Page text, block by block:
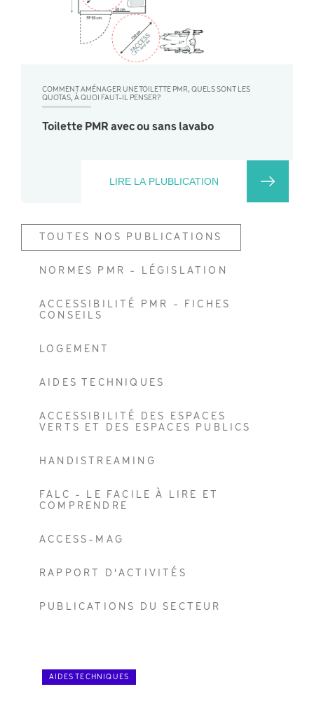
COMMENT AMÉNAGER UNE TOILETTE PMR, QUELS SONT LES
QUOTAS, À QUOI FAUT-IL PENSER?
Toilette PMR avec ou sans lavabo
LIRE LA PLUBLICATION
TOUTES NOS PUBLICATIONS
NORMES PMR - LÉGISLATION
ACCESSIBILITÉ PMR - FICHES
CONSEILS
LOGEMENT
AIDES TECHNIQUES
ACCESSIBILITÉ DES ESPACES
VERTS ET DES ESPACES PUBLICS
HANDISTREAMING
FALC - LE FACILE À LIRE ET
COMPRENDRE
ACCESS-MAG
RAPPORT D'ACTIVITÉS
PUBLICATIONS DU SECTEUR
AIDES TECHNIQUES